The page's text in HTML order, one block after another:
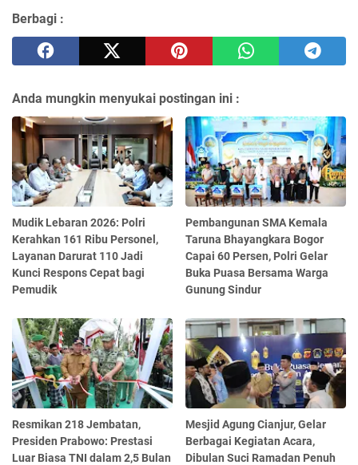
Berbagi :
Anda mungkin menyukai postingan ini :
Mudik Lebaran 2026: Polri
Kerahkan 161 Ribu Personel,
Layanan Darurat 110 Jadi
Kunci Respons Cepat bagi
Pemudik
Pembangunan SMA Kemala
Taruna Bhayangkara Bogor
Capai 60 Persen, Polri Gelar
Buka Puasa Bersama Warga
Gunung Sindur
Resmikan 218 Jembatan,
Presiden Prabowo: Prestasi
Luar Biasa TNI dalam 2,5 Bulan
Mesjid Agung Cianjur, Gelar
Berbagai Kegiatan Acara,
Dibulan Suci Ramadan Penuh